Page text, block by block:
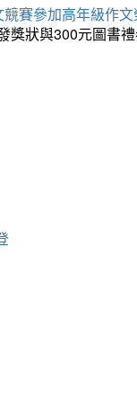
賽參加高年級作
獎狀與300元圖書